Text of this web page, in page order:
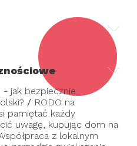
jak bezpiecznie
/ RODO na
pamiętać każdy
uwagę, kupując dom na
z lokalnym